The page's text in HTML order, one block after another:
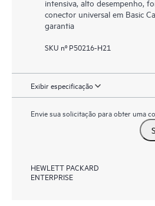
intensiva, alto desempenho,
conector universal em Basic
garantia
SKU nº P50216-H21
Exibir especificação
Envie sua solicitação para obter uma
HEWLETT PACKARD
ENTERPRISE